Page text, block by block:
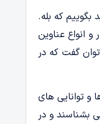
که بله.
انواع عناوین
گفت که در
توانایی­ های
بشناسند و در